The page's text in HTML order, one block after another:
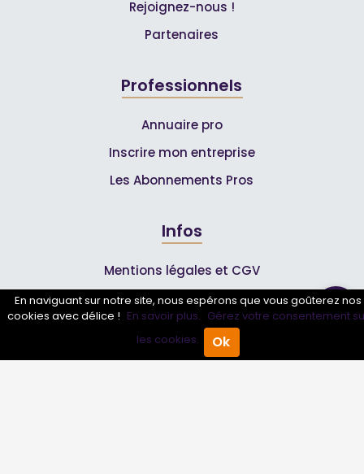
Annuaire Pro Agenda
Rejoignez-nous !
Partenaires
Professionnels
Annuaire pro
Inscrire mon entreprise
Les Abonnements Pros
Infos
Mentions légales et CGV
Suivez-nous
En naviguant sur notre site, nous espérons que vous goûterez nos
cookies avec délice ! En savoir plus. Gérez votre consentement
les cookies.
Ok